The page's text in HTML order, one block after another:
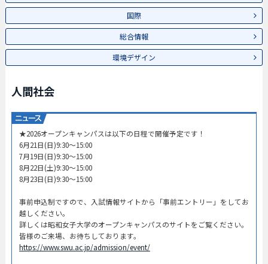
国際
総合情報
環境デザイン
人間社会
★2026オープンキャンパスは以下の日程で開催予定です！
6月21日(日)9:30～15:00
7月19日(日)9:30～15:00
8月22日(土)9:30～15:00
8月23日(日)9:30～15:00
事前申込制ですので、入試情報サイトから「事前エントリー」をしてお
越しください。
詳しくは昭和女子大学のオープンキャンパスのサイトをご覧ください。
皆様のご来場、お待ちしております。
https://www.swu.ac.jp/admission/event/